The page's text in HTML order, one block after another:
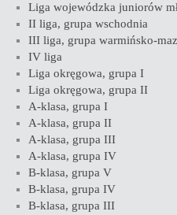
Liga wojewódzka juniorów
II liga, grupa wschodnia
III liga, grupa warmińsko-
IV liga
Liga okręgowa, grupa I
Liga okręgowa, grupa II
A-klasa, grupa I
A-klasa, grupa II
A-klasa, grupa III
A-klasa, grupa IV
B-klasa, grupa V
B-klasa, grupa IV
B-klasa, grupa III